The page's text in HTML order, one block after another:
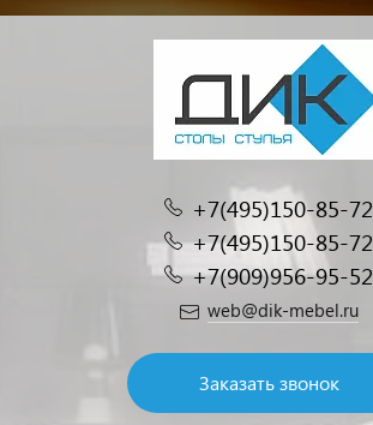
+7(495)150-85-72
+7(495)150-85-72
+7(909)956-95-52
web@dik-mebel.ru
Заказать звонок